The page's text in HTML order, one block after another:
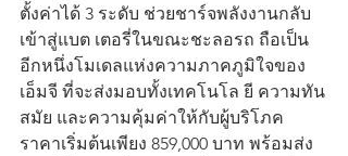
ตั้งค่าได้ 3 ระดับ ช่วยชาร์จพลังงานกลับ
เข้าสู่แบต เตอรี่ในขณะชะลอรถ ถือเป็น
อีกหนึ่งโมเดลแห่งความภาคภูมิใจของ
เอ็มจี ที่จะส่งมอบทั้งเทคโนโล ยี ความทัน
สมัย และความคุ้มค่าให้กับผู้บริโภค
ราคาเริ่มต้นเพียง 859,000 บาท พร้อมส่ง